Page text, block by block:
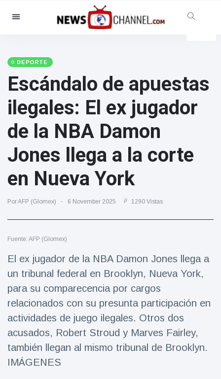
Categorías
Social y Diversión
Cine y TV
(81)
Celebridades
(13938)
Moda y Belleza
(122)
Comida y bebida
(79)
Juegos
(160)
entretenimiento
Últimas noticias
SKAI News
in English |
07/10/2025
7 October
9000 Vistas
DEPORTE
Escándalo de apuestas
ilegales: El ex jugador
de la NBA Damon
Jones llega a la corte
en Nueva York
Por AFP (Glomex) 6 November 2025 1290 Vistas
Fuente: AFP (Glomex)
El ex jugador de la NBA Damon Jones llega a
un tribunal federal en Brooklyn, Nueva York,
para su comparecencia por cargos
relacionados con su presunta participación en
actividades de juego ilegales. Otros dos
acusados, Robert Stroud y Marves Fairley,
también llegan al mismo tribunal de Brooklyn.
IMÁGENES